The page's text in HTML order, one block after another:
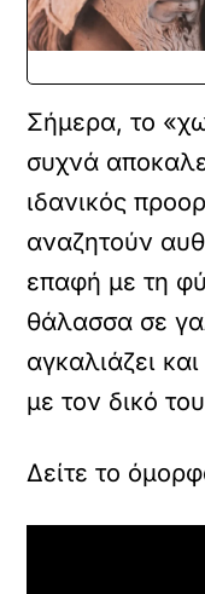
Σήμερα, το
συχνά
ιδανικός
αναζητούν
επαφή με τη
θάλασσα σε
αγκαλιάζει
με τον δικό
Δείτε το
Κ
ά
ν
τ
κ
λ
ι
κ
ι
α
π